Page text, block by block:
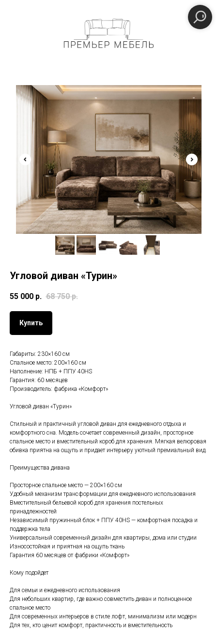
Угловой диван «Турин»
55 000 р. 68 750 р.
Купить
Габариты: 230×160 см
Спальное место: 200×160 см
Наполнение: НПБ + ППУ 40HS
Гарантия: 60 месяцев
Производитель: фабрика «Комфорт»
Угловой диван «Турин»
Стильный и практичный угловой диван для ежедневного отдыха и
комфортного сна. Модель сочетает современный дизайн, просторное
спальное место и вместительный короб для хранения. Мягкая велюровая
обивка приятна на ощупь и придает интерьеру уютный премиальный вид.
Преимущества дивана
Просторное спальное место — 200×160 см
Удобный механизм трансформации для ежедневного использования
Вместительный бельевой короб для хранения постельных
принадлежностей
Независимый пружинный блок + ППУ 40HS — комфортная посадка и
поддержка тела
Универсальный современный дизайн для квартиры, дома или студии
Износостойкая и приятная на ощупь ткань
Гарантия 60 месяцев от фабрики «Комфорт»
Кому подойдет
Для семьи и ежедневного использования
Для небольших квартир, где важно совместить диван и полноценное
спальное место
Для современных интерьеров в стиле лофт, минимализм или модерн
Для тех, кто ценит комфорт, практичность и вместительность